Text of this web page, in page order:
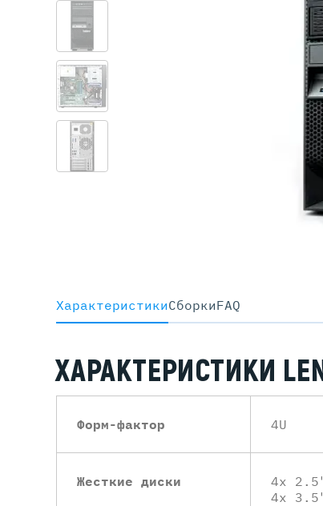
ХарактеристикиCборкиFAQ
ХАРАКТЕРИСТИКИ
Форм-фактор 4U
Жесткие диски
4x 2.5"
4x 3.5"